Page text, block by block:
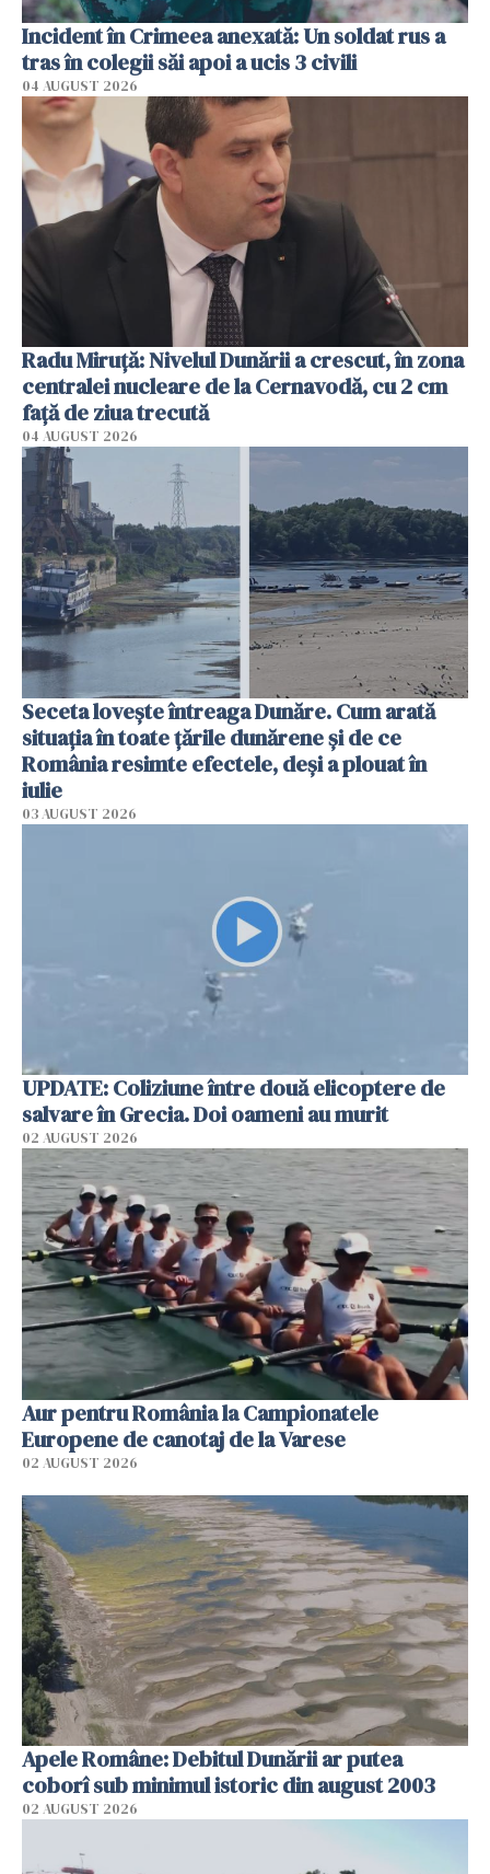
Incident în Crimeea anexată: Un soldat rus a
tras în colegii săi apoi a ucis 3 civili
04 AUGUST 2026
Radu Miruţă: Nivelul Dunării a crescut, în zona
centralei nucleare de la Cernavodă, cu 2 cm
faţă de ziua trecută
04 AUGUST 2026
Seceta lovește întreaga Dunăre. Cum arată
situația în toate țările dunărene și de ce
România resimte efectele, deși a plouat în
iulie
03 AUGUST 2026
UPDATE: Coliziune între două elicoptere de
salvare în Grecia. Doi oameni au murit
02 AUGUST 2026
Aur pentru România la Campionatele
Europene de canotaj de la Varese
02 AUGUST 2026
Apele Române: Debitul Dunării ar putea
coborî sub minimul istoric din august 2003
02 AUGUST 2026